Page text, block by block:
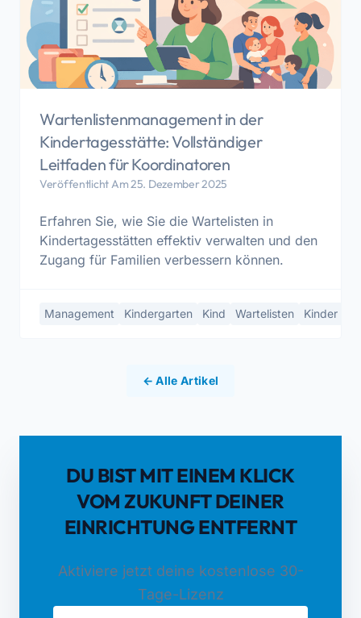
Wartenlistenmanagement in der
Kindertagesstätte: Vollständiger
Leitfaden für Koordinatoren
Veröffentlicht Am 25. Dezember 2025
Erfahren Sie, wie Sie die Wartelisten in
Kindertagesstätten effektiv verwalten und den
Zugang für Familien verbessern können.
Management Kindergarten Kind Wartelisten Kinder
← Alle Artikel
DU BIST MIT EINEM KLICK
VOM ZUKUNFT DEINER
EINRICHTUNG ENTFERNT
Aktiviere jetzt deine kostenlose 30-
Tage-Lizenz